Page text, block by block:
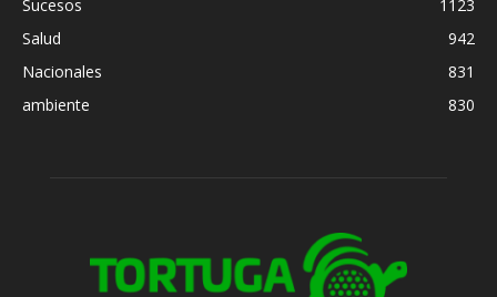
Sucesos
1123
Salud
942
Nacionales
831
ambiente
830